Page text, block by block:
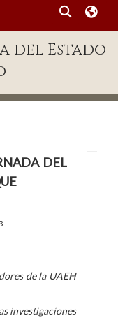
del Estado
del
de la UAEH
investigaciones